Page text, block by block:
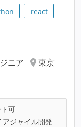
react
ニア
東京
可
アジャイル開発